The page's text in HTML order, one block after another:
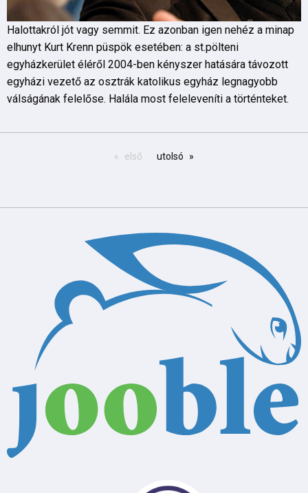
Halottakról jót vagy semmit. Ez azonban igen nehéz a minap
elhunyt Kurt Krenn püspök esetében: a st.pölteni
egyházkerület éléről 2004-ben kényszer hatására távozott
egyházi vezető az osztrák katolikus egyház legnagyobb
válságának felelőse. Halála most feleleveníti a történteket.
első utolsó